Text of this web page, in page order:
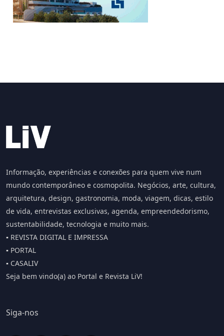
Informação, experiências e conexões para quem vive num
mundo contemporâneo e cosmopolita. Negócios, arte, cultura,
arquitetura, design, gastronomia, moda, viagem, dicas, estilo
de vida, entrevistas exclusivas, agenda, empreendedorismo,
sustentabilidade, tecnologia e muito mais.
▪️ REVISTA DIGITAL E IMPRESSA
▪️ PORTAL
▪️ CASALIV
Seja bem vindo(a) ao Portal e Revista LiV!
Siga-nos